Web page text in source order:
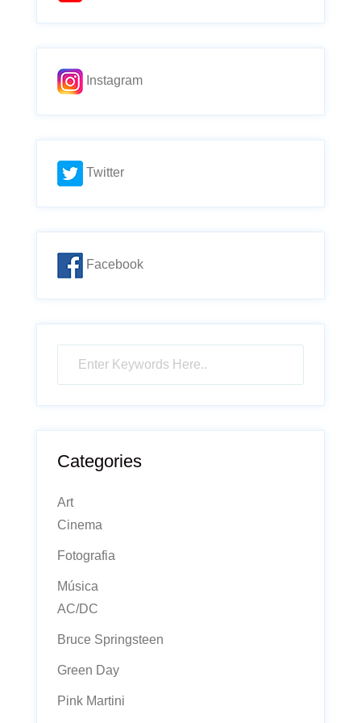
Instagram
Twitter
Facebook
Categories
Art
Cinema
Fotografia
Música
AC/DC
Bruce Springsteen
Green Day
Pink Martini